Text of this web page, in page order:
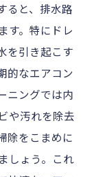
ると、排水路
す。特にドレ
を引き起こす
的なエアコン
ニングでは内
や汚れを除去
除をこまめに
しょう。これ